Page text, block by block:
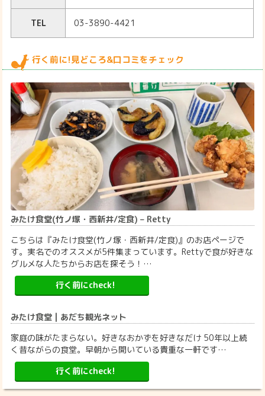
TEL 03-3890-4421
行く前に!見どころ&口コミをチェック
みたけ食堂(竹ノ塚・西新井/定食) – Retty
こちらは『みたけ食堂(竹ノ塚・西新井/定食)』のお店ページで
す。実名でのオススメが5件集まっています。Rettyで食が好きな
グルメな人たちからお店を探そう！…
行く前にcheck!
みたけ食堂 | あだち観光ネット
家庭の味がたまらない。好きなおかずを好きなだけ 50年以上続
く昔ながらの食堂。早朝から開いている貴重な一軒です…
行く前にcheck!